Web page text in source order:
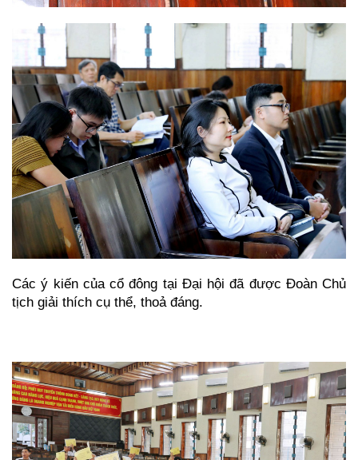
Các ý kiến của cổ đông tại Đại hội đã được Đoàn Chủ
tịch giải thích cụ thể, thoả đáng.